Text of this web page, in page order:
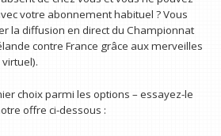
votre abonnement habituel ? Vous
la diffusion en direct du Championnat
contre France grâce aux merveilles
choix parmi les options – essayez-le
offre ci-dessous :